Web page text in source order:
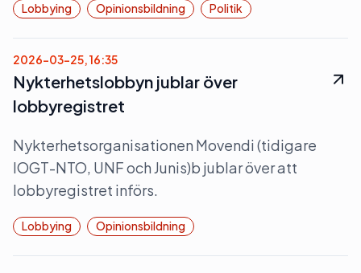
Lobbying Opinionsbildning Politik
2026-03-25, 16:35
Nykterhetslobbyn jublar över
lobbyregistret
Nykterhetsorganisationen Movendi (tidigare
IOGT-NTO, UNF och Junis)b jublar över att
lobbyregistret införs.
Lobbying Opinionsbildning